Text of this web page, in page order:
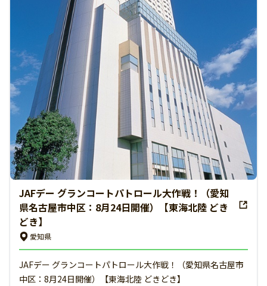
JAFデー グランコートパトロール大作戦！（愛知
県名古屋市中区：8月24日開催）【東海北陸 どき
どき】
愛知県
JAFデー グランコートパトロール大作戦！（愛知県名古屋市
中区：8月24日開催）【東海北陸 どきどき】